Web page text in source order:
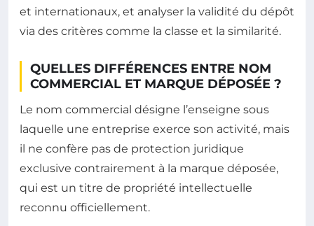
et internationaux, et analyser la validité du dépôt
via des critères comme la classe et la similarité.
QUELLES DIFFÉRENCES ENTRE NOM
COMMERCIAL ET MARQUE DÉPOSÉE ?
Le nom commercial désigne l’enseigne sous
laquelle une entreprise exerce son activité, mais
il ne confère pas de protection juridique
exclusive contrairement à la marque déposée,
qui est un titre de propriété intellectuelle
reconnu officiellement.